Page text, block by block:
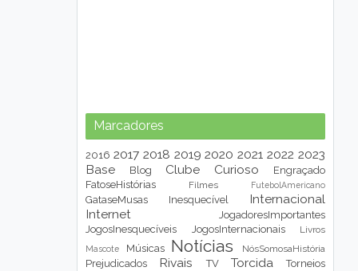
Marcadores
2016 2017 2018 2019 2020 2021 2022 2023
Base
Blog Clube Curioso
Engraçado
FatoseHistórias
Filmes FutebolAmericano
GataseMusas Inesquecível
Internacional
Internet
JogadoresImportantes
JogosInesquecíveis
JogosInternacionais Livros
Mascote Músicas Notícias NósSomosaHistória
Prejudicados Rivais TV Torcida
Torneios